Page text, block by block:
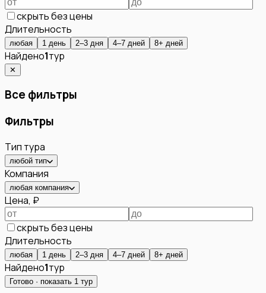
скрыть без цены
Длительность
любая 1 день 2–3 дня 4–7 дней 8+ дней
Найдено1тур
✕
Все фильтры
Фильтры
Тип тура
любой тип
Компания
любая компания
Цена, ₽
скрыть без цены
Длительность
любая 1 день 2–3 дня 4–7 дней 8+ дней
Найдено1тур
Готово · показать 1 тур